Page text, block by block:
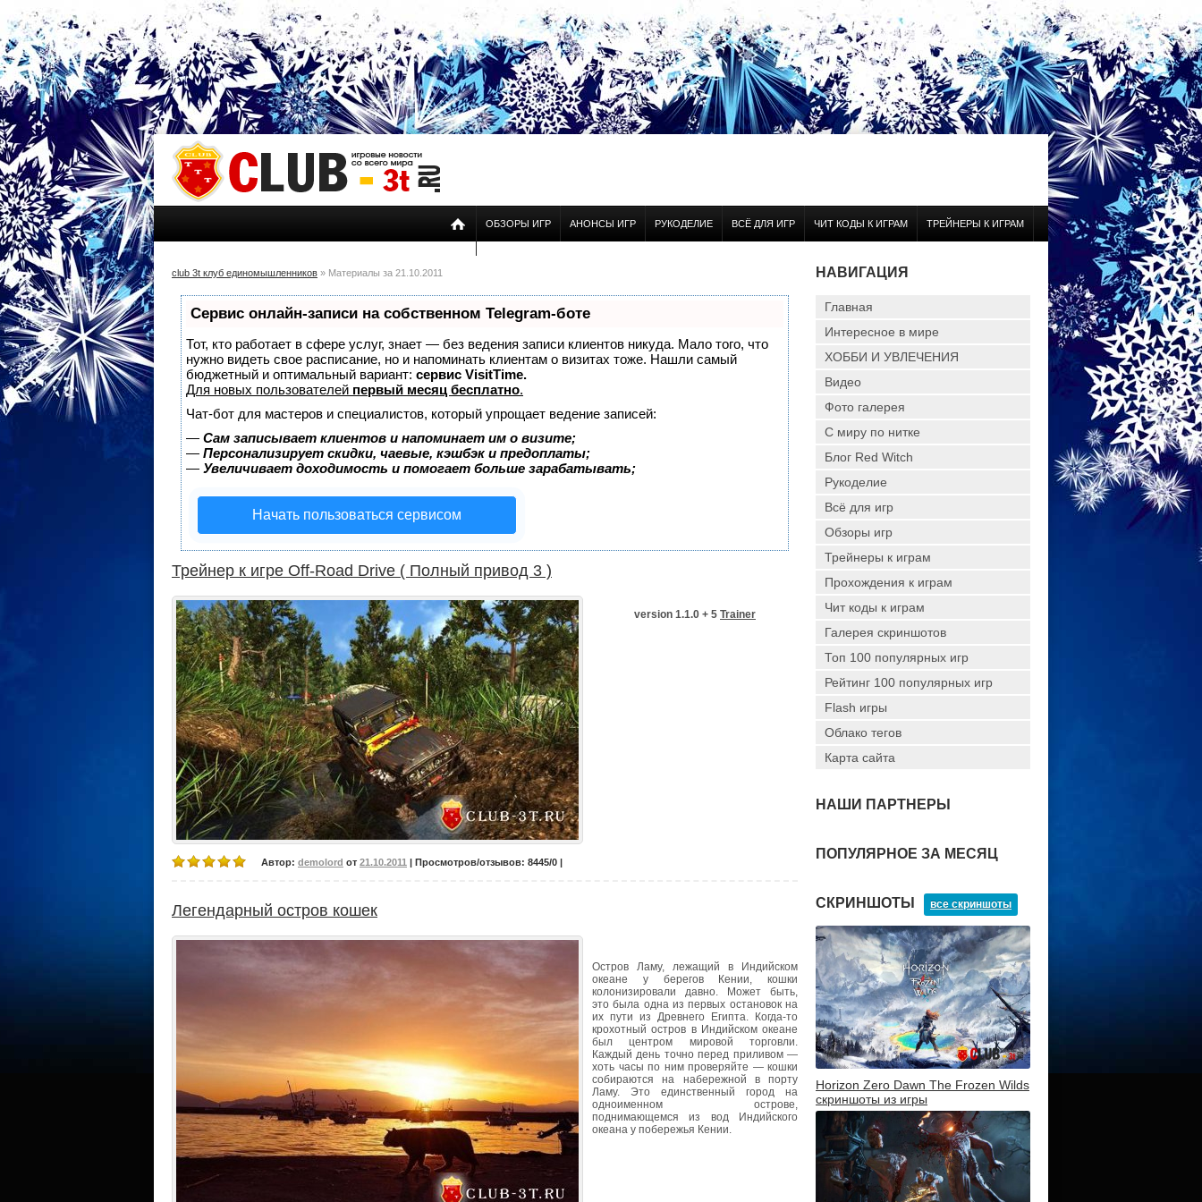
ОБЗОРЫ ИГР АНОНСЫ ИГР РУКОДЕЛИЕ ВСЁ ДЛЯ ИГР ЧИТ КОДЫ К ИГРАМ ТРЕЙНЕРЫ К ИГРАМ
club 3t клуб единомышленников » Материалы за 21.10.2011
Сервис онлайн-записи на собственном Telegram-боте
Тот, кто работает в сфере услуг, знает — без ведения записи клиентов никуда. Мало того, что
нужно видеть свое расписание, но и напоминать клиентам о визитах тоже. Нашли самый
бюджетный и оптимальный вариант: сервис VisitTime.
Для новых пользователей первый месяц бесплатно.
Чат-бот для мастеров и специалистов, который упрощает ведение записей:
— Сам записывает клиентов и напоминает им о визите;
— Персонализирует скидки, чаевые, кэшбэк и предоплаты;
— Увеличивает доходимость и помогает больше зарабатывать;
Начать пользоваться сервисом
Трейнер к игре Off-Road Drive ( Полный привод 3 )
version 1.1.0 + 5 Trainer
Автор: demolord от 21.10.2011 | Просмотров/отзывов: 8445/0 |
Легендарный остров кошек
Остров Ламу, лежащий в Индийском
океане у берегов Кении, кошки
колонизировали давно. Может быть,
это была одна из первых остановок на
их пути из Древнего Египта. Когда-то
крохотный остров в Индийском океане
был центром мировой торговли.
Каждый день точно перед приливом —
хоть часы по ним проверяйте — кошки
собираются на набережной в порту
Ламу. Это единственный город на
одноименном острове,
поднимающемся из вод Индийского
океана у побережья Кении.
НАВИГАЦИЯ
Главная
Интересное в мире
ХОББИ И УВЛЕЧЕНИЯ
Видео
Фото галерея
С миру по нитке
Блог Red Witch
Рукоделие
Всё для игр
Обзоры игр
Трейнеры к играм
Прохождения к играм
Чит коды к играм
Галерея скриншотов
Топ 100 популярных игр
Рейтинг 100 популярных игр
Flash игры
Облако тегов
Карта сайта
НАШИ ПАРТНЕРЫ
ПОПУЛЯРНОЕ ЗА МЕСЯЦ
СКРИНШОТЫ все скриншоты
Horizon Zero Dawn The Frozen Wilds
скриншоты из игры